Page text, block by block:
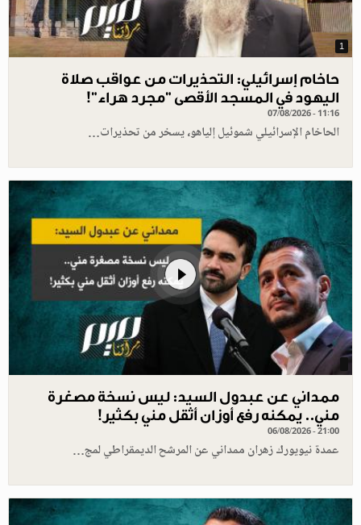
1
حاخام إسرائيلي: التحذيرات من عواقب صلاة
اليهود في المسجد الأقصى "مجرد هراء"!
07/08/2026 - 11:16
الحاخام الإسرائيلي شموئيل إلياهو، يسخر من تحذيرات…
ممداني عن عبدول السيد: ليس نسخة مصغرة
مني.. يمكنه رفع أوزان أثقل مني بكثير!
06/08/2026 - 21:00
عمدة نيويورك زهران ممداني عن المرشح الديمقراطي لمج…